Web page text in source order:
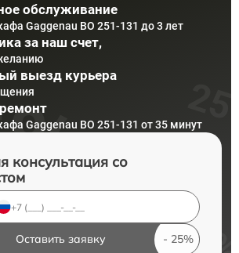
обслуживание
Gaggenau BO 251-131 до 3 лет
за наш счет,
выезд курьера
Gaggenau BO 251-131 от 35 минут
консультация со
Оставить заявку